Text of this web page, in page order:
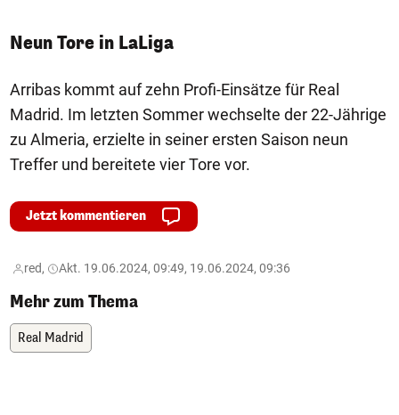
Neun Tore in LaLiga
Arribas kommt auf zehn Profi-Einsätze für Real
Madrid. Im letzten Sommer wechselte der 22-Jährige
zu Almeria, erzielte in seiner ersten Saison neun
Treffer und bereitete vier Tore vor.
Jetzt kommentieren
red, Akt. 19.06.2024, 09:49, 19.06.2024, 09:36
Mehr zum Thema
Real Madrid